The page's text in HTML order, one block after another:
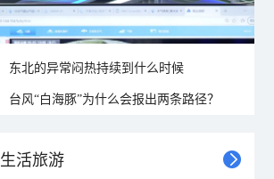
东北的异常闷热持续到什么时候
台风“白海豚”为什么会报出两条路径？
生活旅游